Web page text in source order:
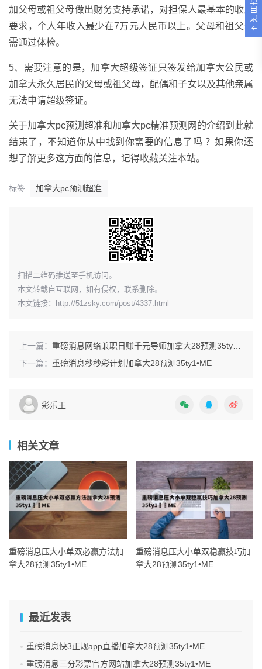
加父母或祖父母做出财务支持承诺，对担保人最基本的收入
要求，个人年收入最少在7万元人民币以上。父母和祖父母
需通过体检。
5、需要注意的是，加拿大超级签证只签发给加拿大公民或
加拿大永久居民的父母或祖父母，配偶和子女以及其他亲属
无法申请超级签证。
关于加拿大pc预测超准和加拿大pc精准预测网的介绍到此就
结束了，不知道你从中找到你需要的信息了吗 ？如果你还
想了解更多这方面的信息，记得收藏关注本站。
标签 加拿大pc预测超准
​扫描二维码推送至手机访问。
本文转载自互联网，如有侵权，联系删除。
本文链接： http://51zsky.com/post/4337.html
上一篇： 重磅消息网络兼职日赚千元导师加拿大28预测35ty1 •ME
下一篇： 重磅消息秒秒彩计划加拿大28预测35ty1 •ME
彩乐王
相关文章
重磅消息压大小单双必赢方法加
拿大28预测35ty1 •ME
重磅消息压大小单双稳赢技巧加
拿大28预测35ty1 •ME
最近发表
重磅消息快3正规app直播加拿大28预测35ty1 •ME
重磅消息三分彩票官方网站加拿大28预测35ty1 •ME
目
录